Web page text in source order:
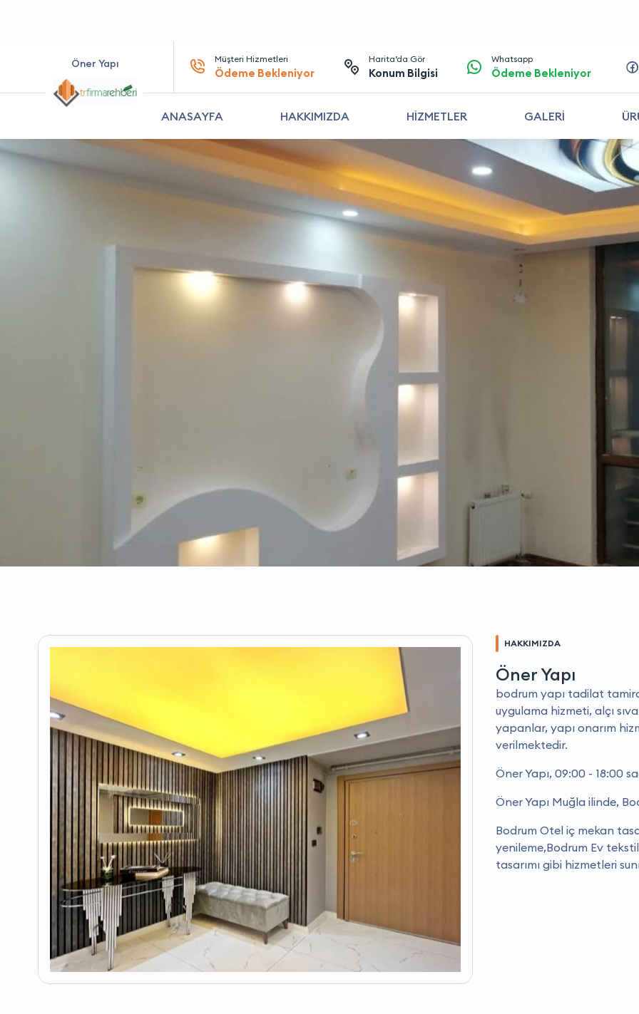
Öner Yapı Müşteri Hizmetleri
Ödeme Bekleniyor
Harita’da Gör
Konum Bilgisi
Whatsapp
Ödeme Bekleniyor
ANASAYFA HAKKIMIZDA HİZMETLER GALERİ
HAKKIMIZDA
Öner Yapı
bodrum yapı tadilat
uygulama hizmeti, alçı
yapanlar, yapı onarım
verilmektedir.
Öner Yapı, 09:00 - 18:00
Öner Yapı Muğla ilinde,
Bodrum Otel iç mekan
yenileme,Bodrum Ev
tasarımı gibi hizmetleri